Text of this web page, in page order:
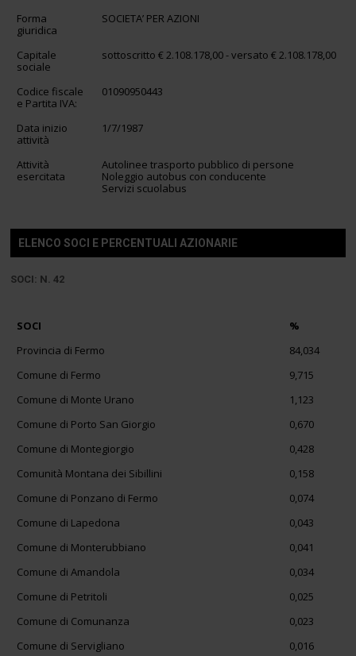
Forma
giuridica
SOCIETA’ PER AZIONI
Capitale
sociale
sottoscritto € 2.108.178,00 - versato € 2.108.178,00
Codice fiscale
e Partita IVA:
01090950443
Data inizio
attività
1/7/1987
Attività
esercitata
Autolinee trasporto pubblico di persone
Noleggio autobus con conducente
Servizi scuolabus
ELENCO SOCI E PERCENTUALI AZIONARIE
SOCI: N. 42
SOCI
%
Provincia di Fermo
84,034
Comune di Fermo
9,715
Comune di Monte Urano
1,123
Comune di Porto San Giorgio
0,670
Comune di Montegiorgio
0,428
Comunità Montana dei Sibillini
0,158
Comune di Ponzano di Fermo
0,074
Comune di Lapedona
0,043
Comune di Monterubbiano
0,041
Comune di Amandola
0,034
Comune di Petritoli
0,025
Comune di Comunanza
0,023
Comune di Servigliano
0,016